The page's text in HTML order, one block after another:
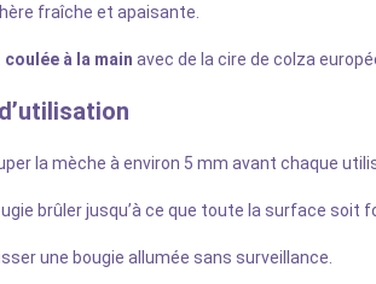
fraîche et apaisante.
coulée à la main avec de la cire de colza
la mèche à environ 5 mm avant chaque
brûler jusqu’à ce que toute la surface soit
une bougie allumée sans surveillance.